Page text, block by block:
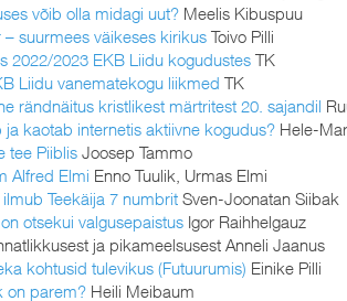
võib olla midagi uut? Meelis Kibuspuu
suurmees väikeses kirikus Toivo Pilli
2022/2023 EKB Liidu kogudustes TK
Liidu vanematekogu liikmed TK
rändnäitus kristlikest märtritest 20. sajandil
ja kaotab internetis aktiivne kogudus? Hele-
tee Piiblis Joosep Tammo
Alfred Elmi Enno Tuulik, Urmas Elmi
Teekäija 7 numbrit Sven-Joonatan Siibak
otsekui valgusepaistus Igor Raihhelgauz
ja pikameelsusest Anneli Jaanus
kohtusid tulevikus (Futuurumis) Einike Pilli
on parem? Heili Meibaum